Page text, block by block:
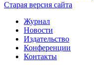
Старая версия сайта
Журнал
Новости
Издательство
Конференции
Контакты